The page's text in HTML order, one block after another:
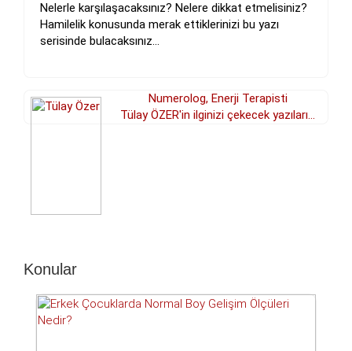
Nelerle karşılaşacaksınız? Nelere dikkat etmelisiniz?
Hamilelik konusunda merak ettiklerinizi bu yazı
serisinde bulacaksınız...
Numerolog, Enerji Terapisti
Tülay ÖZER'in ilginizi çekecek yazıları...
Konular